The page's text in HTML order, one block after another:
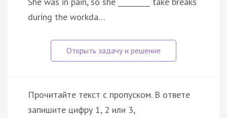
during the workda…
Прочитайте текст с пропуском. В ответе
запишите цифру 1, 2 или 3,